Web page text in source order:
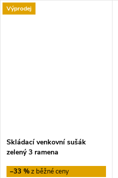
Výprodej
Skládací venkovní sušák
zelený 3 ramena
–33 %